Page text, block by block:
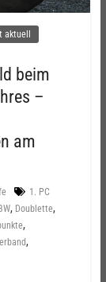
aktuell
beim
–
am
1. PC
, Doublette,
,
,